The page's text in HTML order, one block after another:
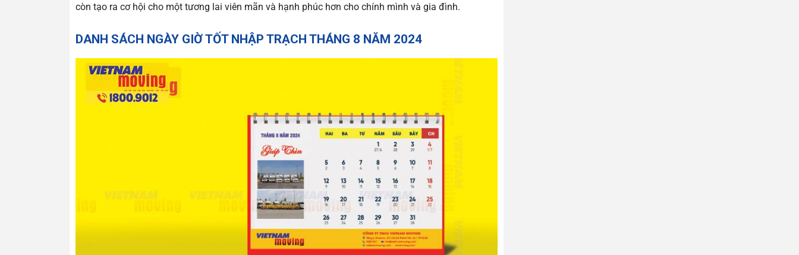
còn tạo ra cơ hội cho một tương lai viên mãn và hạnh phúc hơn cho chính mình và gia đình.
DANH SÁCH NGÀY GIỜ TỐT NHẬP TRẠCH THÁNG 8 NĂM 2024